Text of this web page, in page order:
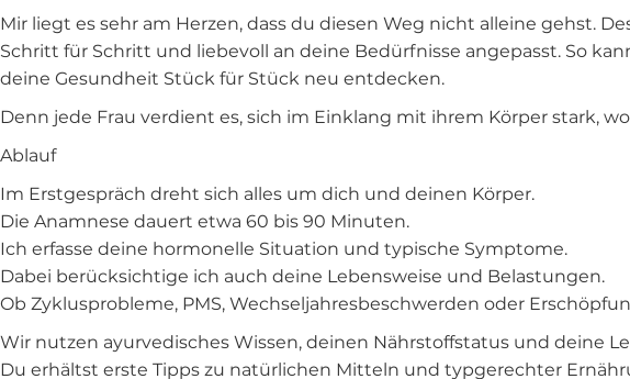
Mir liegt es sehr am Herzen, dass du diesen Weg nicht alleine gehst.
Schritt für Schritt und liebevoll an deine Bedürfnisse angepasst. So
deine Gesundheit Stück für Stück neu entdecken.
Denn jede Frau verdient es, sich im Einklang mit ihrem Körper stark,
Ablauf
Im Erstgespräch dreht sich alles um dich und deinen Körper.
Die Anamnese dauert etwa 60 bis 90 Minuten.
Ich erfasse deine hormonelle Situation und typische Symptome.
Dabei berücksichtige ich auch deine Lebensweise und Belastungen.
Ob Zyklusprobleme, PMS, Wechseljahresbeschwerden oder
Wir nutzen ayurvedisches Wissen, deinen Nährstoffstatus und deine
Du erhältst erste Tipps zu natürlichen Mitteln und typgerechter